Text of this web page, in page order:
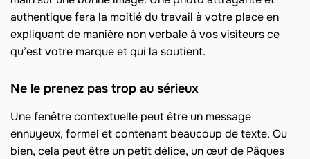
authentique fera la moitié du travail à votre place en
expliquant de manière non verbale à vos visiteurs ce
qu’est votre marque et qui la soutient.
Ne le prenez pas trop au sérieux
Une fenêtre contextuelle peut être un message
ennuyeux, formel et contenant beaucoup de texte. Ou
bien, cela peut être un petit délice, un œuf de Pâques